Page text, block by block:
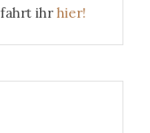
ihr hier!